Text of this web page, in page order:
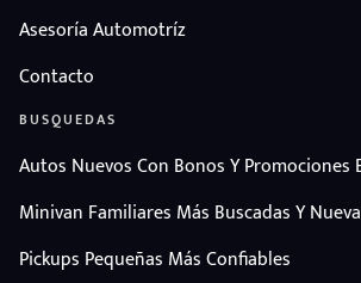
Asesoría Automotríz
Contacto
BUSQUEDAS
Autos Nuevos Con Bonos Y Promociones
Minivan Familiares Más Buscadas Y
Pickups Pequeñas Más Confiables